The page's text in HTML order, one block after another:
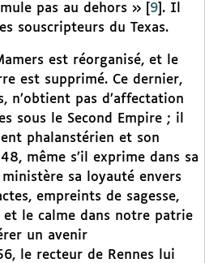
pas au dehors »
9 . Il
souscripteurs du Texas.
est réorganisé, et le
est supprimé. Ce dernier,
n’obtient pas d’affectation
sous le Second Empire ; il
phalanstérien et son
même s’il exprime dans sa
sa loyauté envers
empreints de sagesse,
le calme dans notre patrie
un avenir
le recteur de Rennes lui